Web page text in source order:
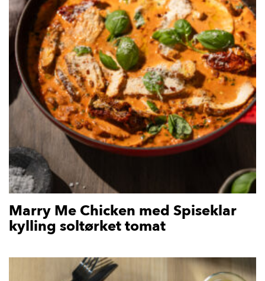
Marry Me Chicken med Spiseklar
kylling soltørket tomat